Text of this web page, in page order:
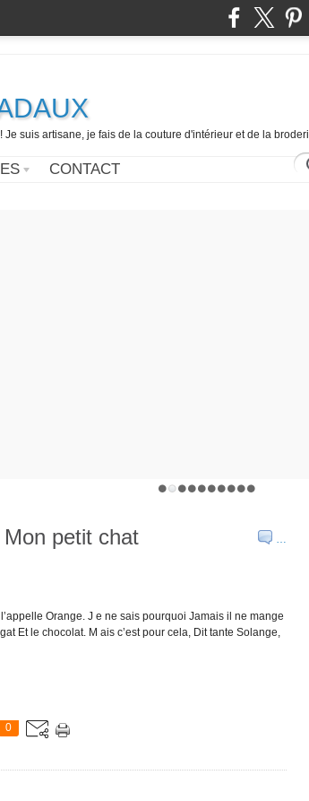
Je suis artisane, je fais de la couture d'intérieur et de la
CONTACT
…
petit chat
Orange. J e ne sais pourquoi Jamais il ne mange
Et le chocolat. M ais c’est pour cela, Dit tante Solange,
0